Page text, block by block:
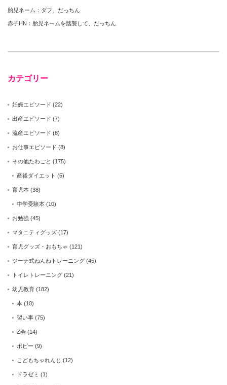
胎児ネーム：ダフ、だっちん
赤子HN：胎児ネームを踏襲して、だっちん
カテゴリー
妊娠エピソード (22)
出産エピソード (7)
流産エピソード (8)
お仕事エピソード (8)
その他たわごと (175)
産後ダイエット (5)
育児本 (38)
中学受験本 (10)
お勉強 (45)
マタニティグッズ (17)
育児グッズ・おもちゃ (121)
ジーナ式ねんねトレーニング (45)
トイレトレーニング (21)
幼児教育 (182)
本 (10)
習い事 (75)
Z会 (14)
ポピー (9)
こどもちゃれんじ (12)
ドラゼミ (1)